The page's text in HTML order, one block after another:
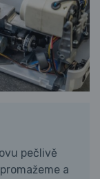
pečlivě
a